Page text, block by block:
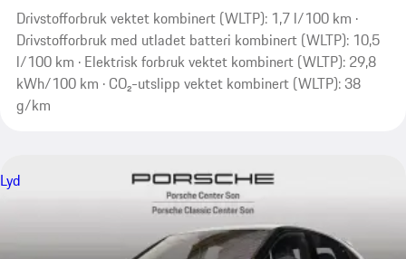
Drivstofforbruk vektet kombinert (WLTP): 1,7 l/100 km ·
Drivstofforbruk med utladet batteri kombinert (WLTP): 10,5
l/100 km · Elektrisk forbruk vektet kombinert (WLTP): 29,8
kWh/100 km · CO₂-utslipp vektet kombinert (WLTP): 38
g/km
Lyd